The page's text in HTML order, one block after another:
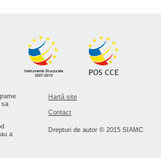
sa
a
Hartă site
Contact
Drepturi de autor © 2015 SIAMC